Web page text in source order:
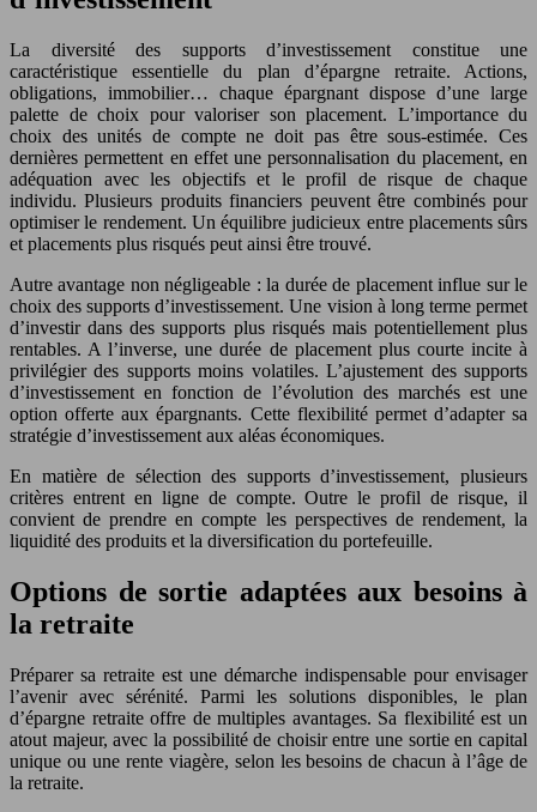
La diversité des supports d’investissement constitue une
caractéristique essentielle du plan d’épargne retraite. Actions,
obligations, immobilier… chaque épargnant dispose d’une large
palette de choix pour valoriser son placement. L’importance du
choix des unités de compte ne doit pas être sous-estimée. Ces
dernières permettent en effet une personnalisation du placement, en
adéquation avec les objectifs et le profil de risque de chaque
individu. Plusieurs produits financiers peuvent être combinés pour
optimiser le rendement. Un équilibre judicieux entre placements sûrs
et placements plus risqués peut ainsi être trouvé.
Autre avantage non négligeable : la durée de placement influe sur le
choix des supports d’investissement. Une vision à long terme permet
d’investir dans des supports plus risqués mais potentiellement plus
rentables. A l’inverse, une durée de placement plus courte incite à
privilégier des supports moins volatiles. L’ajustement des supports
d’investissement en fonction de l’évolution des marchés est une
option offerte aux épargnants. Cette flexibilité permet d’adapter sa
stratégie d’investissement aux aléas économiques.
En matière de sélection des supports d’investissement, plusieurs
critères entrent en ligne de compte. Outre le profil de risque, il
convient de prendre en compte les perspectives de rendement, la
liquidité des produits et la diversification du portefeuille.
Options de sortie adaptées aux besoins à
la retraite
Préparer sa retraite est une démarche indispensable pour envisager
l’avenir avec sérénité. Parmi les solutions disponibles, le plan
d’épargne retraite offre de multiples avantages. Sa flexibilité est un
atout majeur, avec la possibilité de choisir entre une sortie en capital
unique ou une rente viagère, selon les besoins de chacun à l’âge de
la retraite.